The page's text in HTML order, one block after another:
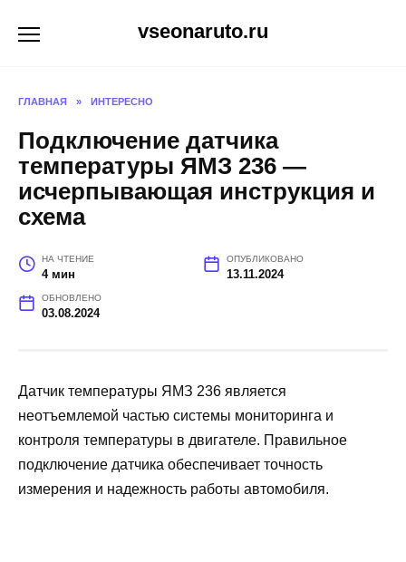
vseonaruto.ru
ГЛАВНАЯ » ИНТЕРЕСНО
Подключение датчика
температуры ЯМЗ 236 —
исчерпывающая инструкция и
схема
НА ЧТЕНИЕ
4 мин
ОПУБЛИКОВАНО
13.11.2024
ОБНОВЛЕНО
03.08.2024
Датчик температуры ЯМЗ 236 является
неотъемлемой частью системы мониторинга и
контроля температуры в двигателе. Правильное
подключение датчика обеспечивает точность
измерения и надежность работы автомобиля.